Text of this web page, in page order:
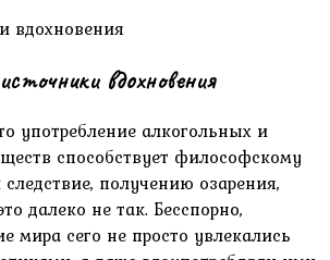
вдохновения
употребление алкогольных и
способствует философскому
получению озарения,
далеко не так. Бесспорно,
мира сего не просто увлекались